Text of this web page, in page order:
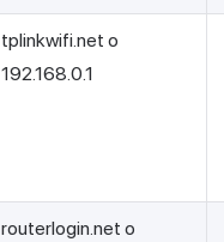
tplinkwifi.net o
192.168.0.1
routerlogin.net o